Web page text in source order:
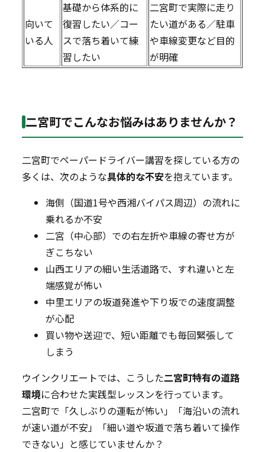
向いて
いる人
基礎から体系的に
復習したい／コー
スで落ち着いて練
習したい
二宮町で実際に走り
たい道がある／駐車
や車線変更など目的
が明確
二宮町でこんなお悩みはありませんか？
二宮町でペーパードライバー講習を探している方の
多くは、次のような具体的な不安を抱えています。
海側（国道1号や西湘バイパス周辺）の流れに
乗れるか不安
二宮（中心部）での右左折や車線の寄せ方が
ぎこちない
山西エリアの細い生活道路で、すれ違いと左
端感覚が怖い
中里エリアの坂道発進や下り坂での速度調整
が心配
買い物や送迎で、短い距離でも毎回緊張して
しまう
ウインクリエートでは、こうした二宮町特有の道路
環境に合わせた実践型レッスンを行っています。
二宮町で「久しぶりの運転が怖い」「海沿いの流れ
が速い道が不安」「細い道や坂道で落ち着いて操作
できない」と感じていませんか？